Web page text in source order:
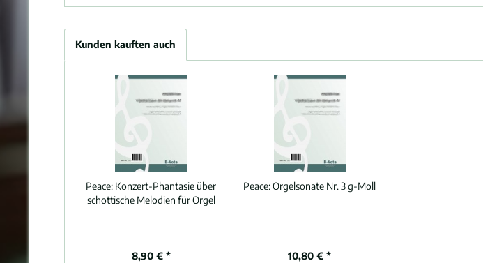
Kunden kauften auch
Peace: Konzert-Phantasie über
schottische Melodien für Orgel
8,90 € *
Peace:Orgelsonate Nr. 3 g-Moll
10,80 € *